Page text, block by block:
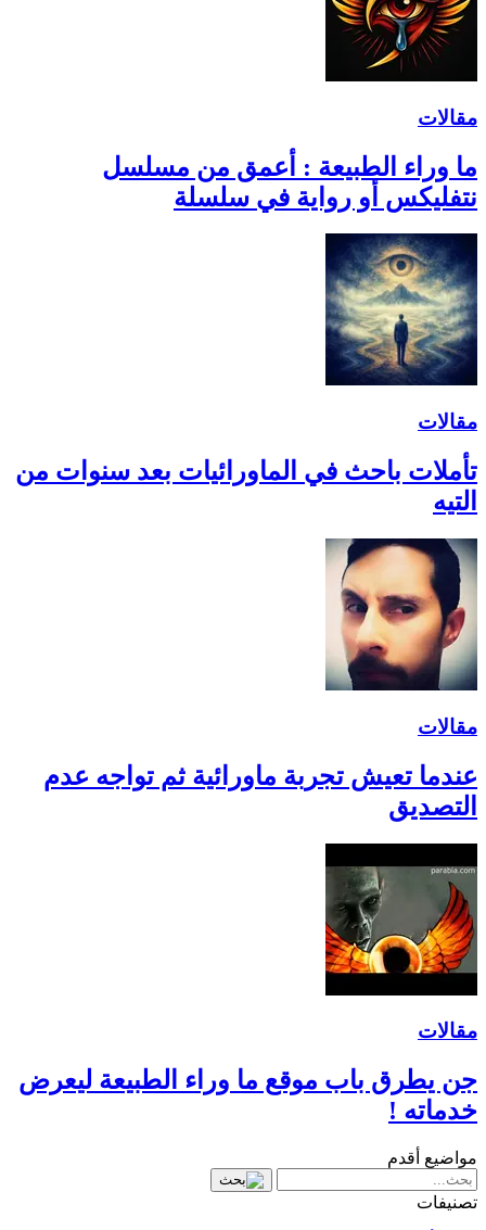
مقالات
ما وراء الطبيعة : أعمق من مسلسل
نتفليكس أو رواية في سلسلة
مقالات
تأملات باحث في الماورائيات بعد سنوات من
التيه
مقالات
عندما تعيش تجربة ماورائية ثم تواجه عدم
التصديق
مقالات
جن يطرق باب موقع ما وراء الطبيعة ليعرض
خدماته !
مواضيع أقدم
تصنيفات